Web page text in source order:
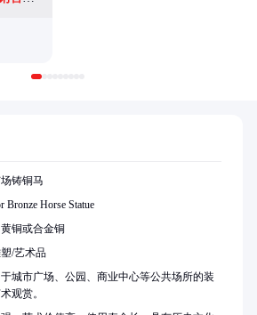
铸铜马
Bronze Horse Statue
铜或合金铜
/艺术品
城市广场、公园、商业中心等公共场所的装
观赏。